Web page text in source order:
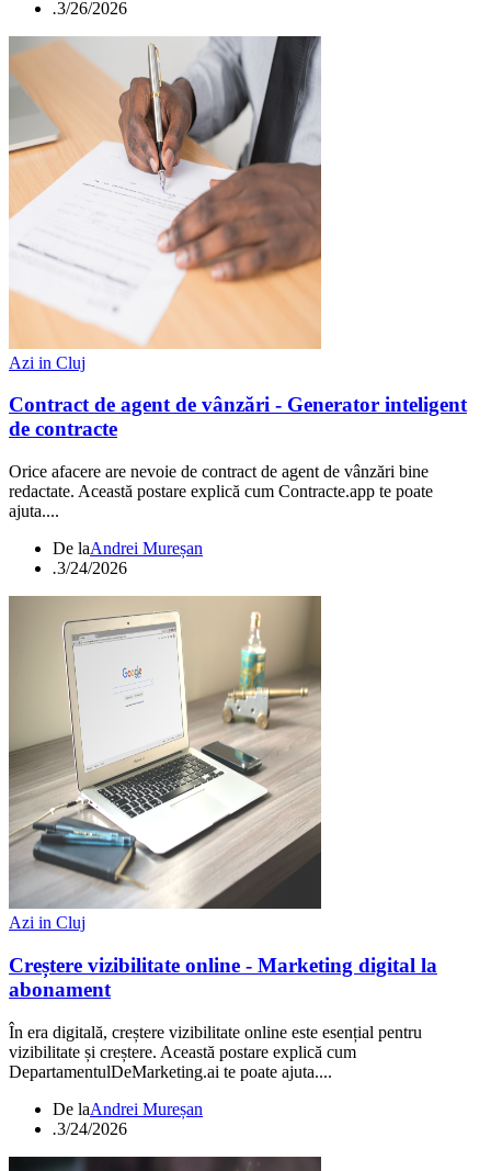
.3/26/2026
Azi in Cluj
Contract de agent de vânzări - Generator inteligent
de contracte
Orice afacere are nevoie de contract de agent de vânzări bine
redactate. Această postare explică cum Contracte.app te poate
ajuta....
De laAndrei Mureșan
.3/24/2026
Azi in Cluj
Creștere vizibilitate online - Marketing digital la
abonament
În era digitală, creștere vizibilitate online este esențial pentru
vizibilitate și creștere. Această postare explică cum
DepartamentulDeMarketing.ai te poate ajuta....
De laAndrei Mureșan
.3/24/2026